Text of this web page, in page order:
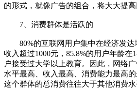
的形式，就像广告的组合，将大大提高
7、消费群体是活跃的
80%的互联网用户集中在经济发达
收入超过1000元，85.8%的用户年龄在
户接受过大学以上教育。因此，网络
水平最高、收入最高、消费能力最高的
这个群体的总消费往往大于其他消费水